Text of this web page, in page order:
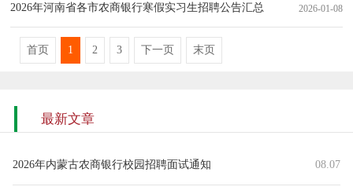
2026年河南省各市农商银行寒假实习生招聘公告汇总 2026-01-08
首页 1 2 3 下一页 末页
最新文章
2026年内蒙古农商银行校园招聘面试通知 08.07